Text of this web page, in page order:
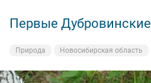
Первые Дубровинские
Природа Новосибирская область